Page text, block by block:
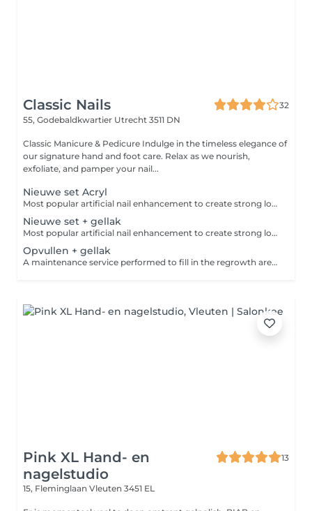
Classic Nails
32
55, Godebaldkwartier Utrecht 3511 DN
Classic Manicure & Pedicure Indulge in the timeless elegance of
our signature hand and foot care. Relax as we nourish,
exfoliate, and pamper your nail...
Nieuwe set Acryl
Most popular artificial nail enhancement to create strong long lasting nails extension. Can be refill instead of fully remove.
Nieuwe set + gellak
Most popular artificial nail enhancement to create strong long lasting nails extension. Plus a long lasting gel color.
Opvullen + gellak
A maintenance service performed to fill in the regrowth area after your acrylic set has grown out, restore a fresh and seamless appearance plus a long lasting gel polish.
Pink XL Hand- en
nagelstudio
13
15, Fleminglaan Vleuten 3451 EL